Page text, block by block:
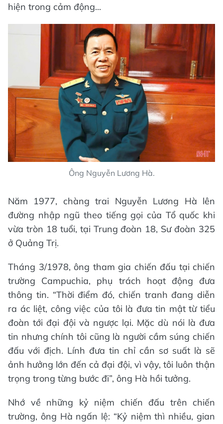
hiện trong cảm động...
Ông Nguyễn Lương Hà.
Năm 1977, chàng trai Nguyễn Lương Hà lên
đường nhập ngũ theo tiếng gọi của Tổ quốc khi
vừa tròn 18 tuổi, tại Trung đoàn 18, Sư đoàn 325
ở Quảng Trị.
Tháng 3/1978, ông tham gia chiến đấu tại chiến
trường Campuchia, phụ trách hoạt động đưa
thông tin. “Thời điểm đó, chiến tranh đang diễn
ra ác liệt, công việc của tôi là đưa tin mật từ tiểu
đoàn tới đại đội và ngược lại. Mặc dù nói là đưa
tin nhưng chính tôi cũng là người cầm súng chiến
đấu với địch. Lính đưa tin chỉ cần sơ suất là sẽ
ảnh hưởng lớn đến cả đại đội, vì vậy, tôi luôn thận
trọng trong từng bước đi”, ông Hà hồi tưởng.
Nhớ về những kỷ niệm chiến đấu trên chiến
trường, ông Hà ngấn lệ: “Kỷ niệm thì nhiều, gian